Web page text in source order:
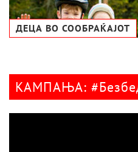
ДЕЦА ВО СООБРАЌАЈОТ
КАМПАЊА: